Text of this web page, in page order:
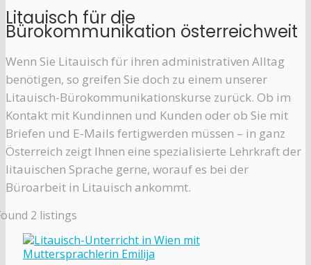
Litauisch für die
Bürokommunikation österreichweit
Wenn Sie Litauisch für ihren administrativen Alltag
benötigen, so greifen Sie doch zu einem unserer
Litauisch-Bürokommunikationskurse zurück. Ob im
Kontakt mit Kundinnen und Kunden oder ob Sie mit
Briefen und E-Mails fertigwerden müssen – in ganz
Österreich zeigt Ihnen eine spezialisierte Lehrkraft der
litauischen Sprache gerne, worauf es bei der
Büroarbeit in Litauisch ankommt.
2 listings